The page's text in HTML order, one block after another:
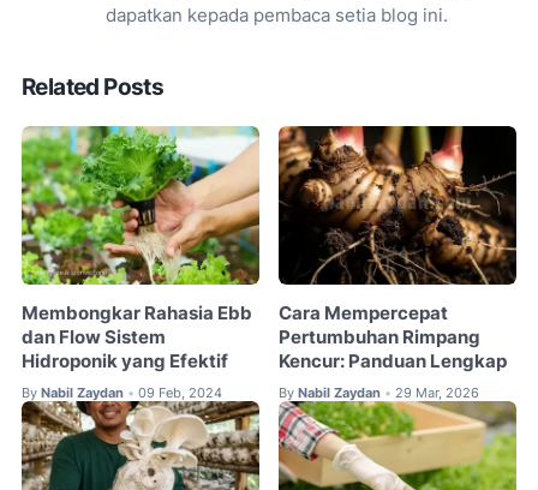
dapatkan kepada pembaca setia blog ini.
Related Posts
Membongkar Rahasia Ebb
dan Flow Sistem
Hidroponik yang Efektif
By Nabil Zaydan • 09 Feb, 2024
Cara Mempercepat
Pertumbuhan Rimpang
Kencur: Panduan Lengkap
By Nabil Zaydan • 29 Mar, 2026